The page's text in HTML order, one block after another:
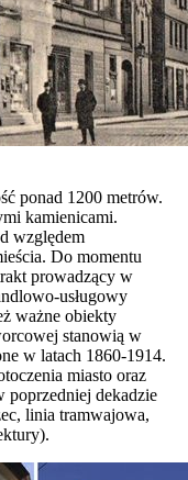
ponad 1200 metrów.
kamienicami.
względem
Do momentu
prowadzący w
usługowy
ważne obiekty
stanowią w
w latach 1860-1914.
miasto oraz
poprzedniej dekadzie
linia tramwajowa,